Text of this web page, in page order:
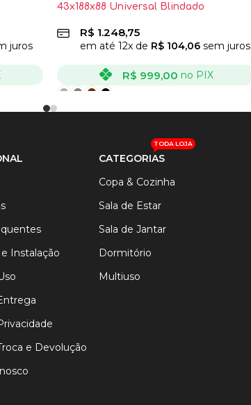
juros
43x188x88 Universal Blindado
R$ 1.248,75
em até 12x de R$ 104,06 sem juros
R$ 999,00 no PIX
VER OPÇÕES
Instalação
e Devolução
CATEGORIAS
TODA LOJA
Copa & Cozinha
Sala de Estar
Sala de Jantar
Dormitório
Multiuso